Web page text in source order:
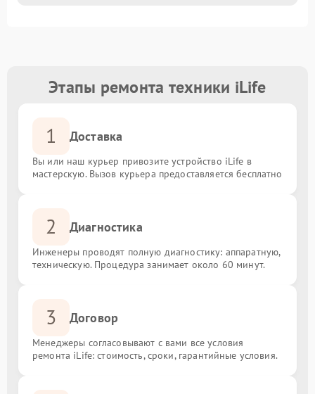
Этапы ремонта техники iLife
1 Доставка
Вы или наш курьер привозите устройство iLife в
мастерскую. Вызов курьера предоставляется бесплатно
2 Диагностика
Инженеры проводят полную диагностику: аппаратную,
техническую. Процедура занимает около 60 минут.
3 Договор
Менеджеры согласовывают с вами все условия
ремонта iLife: стоимость, сроки, гарантийные условия.